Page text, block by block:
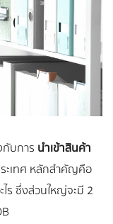
กับการ นำเข้าสินค้า
ะเทศ หลักสำคัญคือ
ไร ซึ่งส่วนใหญ่จะมี 2